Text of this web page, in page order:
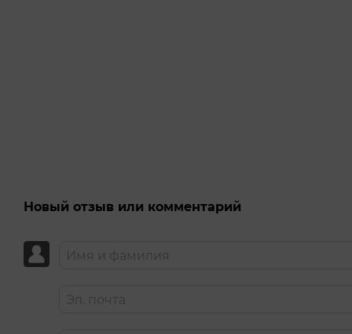
Новый отзыв или комментарий